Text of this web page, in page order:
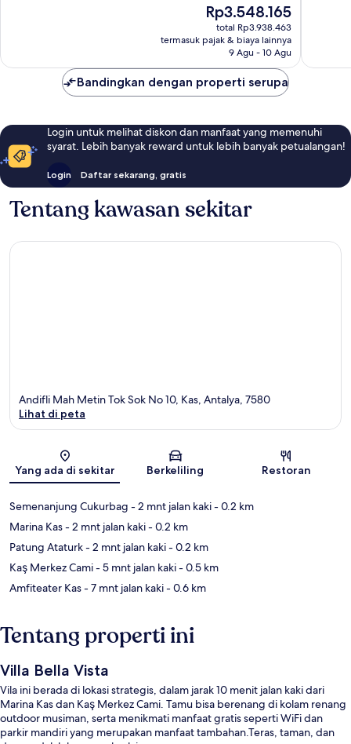
Harga
sekarang
Rp3.548.165
Rp3.548.165
total Rp3.938.463
termasuk pajak & biaya lainnya
9 Agu - 10 Agu
Bandingkan dengan properti serupa
Login untuk melihat diskon dan manfaat yang memenuhi
syarat. Lebih banyak reward untuk lebih banyak petualangan!
Login Daftar sekarang, gratis
Tentang kawasan sekitar
Peta
Andifli Mah Metin Tok Sok No 10, Kas, Antalya, 7580
Lihat di peta
Yang ada di sekitar Berkeliling Restoran
Semenanjung Cukurbag - 2 mnt jalan kaki- 0.2 km
Marina Kas- 2 mnt jalan kaki- 0.2 km
Patung Ataturk- 2 mnt jalan kaki- 0.2 km
Kaş Merkez Cami- 5 mnt jalan kaki- 0.5 km
Amfiteater Kas- 7 mnt jalan kaki- 0.6 km
Tentang properti ini
Villa Bella Vista
Vila ini berada di lokasi strategis, dalam jarak 10 menit jalan kaki dari
Marina Kas dan Kaş Merkez Cami. Tamu bisa berenang di kolam renang
outdoor musiman, serta menikmati manfaat gratis seperti WiFi dan
parkir mandiri yang merupakan manfaat tambahan.Teras, taman, dan